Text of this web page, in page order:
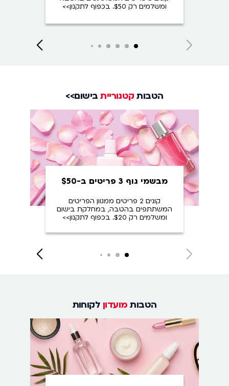
ומשלמים רק $50. בכפוף לתקנון>>
Close
Next
Next
Next
Next
Next
הטבות קטגוריית בישום>>
מבשמי גוף 3 פריטים ב-$50
קונים 2 פריטים ממגוון הפריטים
המשתתפים בהטבה, במחלקת בישום
ומשלמים רק $20. בכפוף לתקנון>>
Close
Next
Next
Next
הטבות מועדון לקוחות